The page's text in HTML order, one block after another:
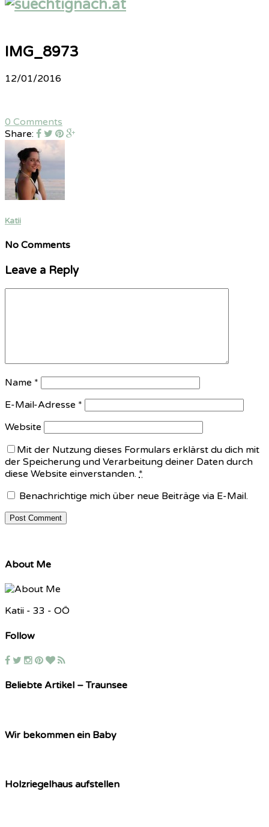
IMG_8973
12/01/2016
0 Comments
Share:
Katii
No Comments
Leave a Reply
Name *
E-Mail-Adresse *
Website
Mit der Nutzung dieses Formulars erklärst du dich mit
der Speicherung und Verarbeitung deiner Daten durch
diese Website einverstanden. *
Benachrichtige mich über neue Beiträge via E-Mail.
About Me
Katii - 33 - OÖ
Follow
Beliebte Artikel – Traunsee
Wir bekommen ein Baby
Holzriegelhaus aufstellen